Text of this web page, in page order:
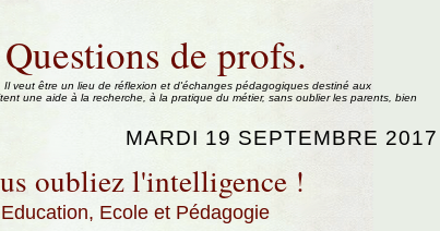
de profs.
veut être un lieu de réflexion et d'échanges pédagogiques destiné aux
une aide à la recherche, à la pratique du métier, sans oublier les parents, bien
MARDI 19 SEPTEMBRE 2017
oubliez l'intelligence !
Education, Ecole et Pédagogie